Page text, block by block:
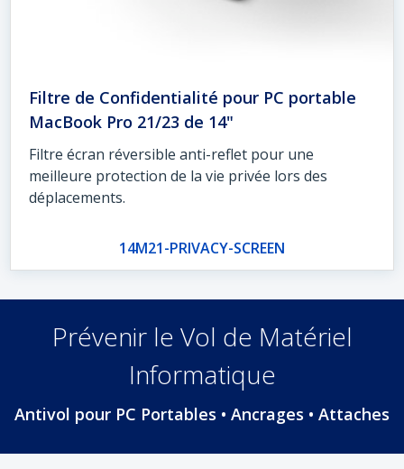
Filtre de Confidentialité pour PC portable
MacBook Pro 21/23 de 14"
Filtre écran réversible anti-reflet pour une
meilleure protection de la vie privée lors des
déplacements.
14M21-PRIVACY-SCREEN
Prévenir le Vol de Matériel
Informatique
Antivol pour PC Portables • Ancrages • Attaches